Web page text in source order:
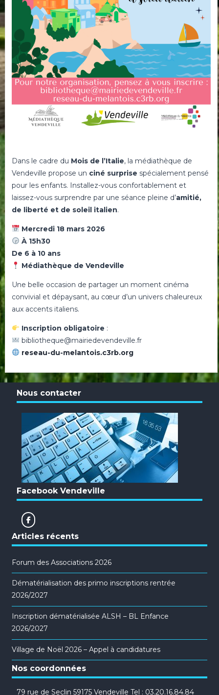
Dans le cadre du Mois de l’Italie, la médiathèque de
Vendeville propose un ciné surprise spécialement pensé
pour les enfants. Installez-vous confortablement et
laissez-vous surprendre par une séance pleine d’amitié,
de liberté et de soleil italien.
Mercredi 18 mars 2026
À 15h30
De 6 à 10 ans
Médiathèque de Vendeville
Une belle occasion de partager un moment cinéma
convivial et dépaysant, au cœur d’un univers chaleureux
aux accents italiens.
Inscription obligatoire :
bibliotheque@mairiedevendeville.fr
reseau-du-melantois.c3rb.org
Nous contacter
Facebook Vendeville
Articles récents
Forum des Associations 2026
Dématérialisation des primo inscriptions rentrée
2026/2027
Inscription dématérialisée ALSH – BL Enfance
2026/2027
Village de Noël 2026 – Appel à candidatures
Nos coordonnées
79 rue de Seclin 59175 Vendeville Tel : 03.20.16.84.84